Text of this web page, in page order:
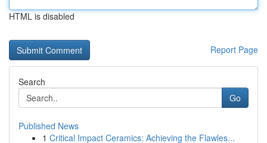
HTML is disabled
Report Page
Search
Go
Published News
1 Critical Impact Ceramics: Achieving the Flawles...